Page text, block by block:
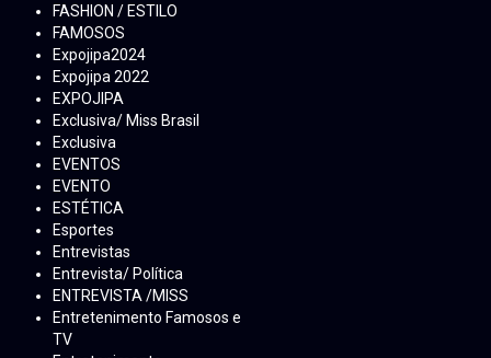
FASHION / ESTILO
FAMOSOS
Expojipa2024
Expojipa 2022
EXPOJIPA
Exclusiva/ Miss Brasil
Exclusiva
EVENTOS
EVENTO
ESTÉTICA
Esportes
Entrevistas
Entrevista/ Política
ENTREVISTA /MISS
Entretenimento Famosos e
TV